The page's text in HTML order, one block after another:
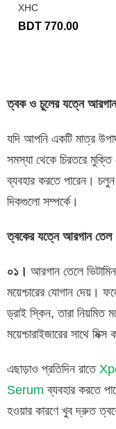
XHC
BDT 770.00
ত্বক ও চুলের যত্নে
যদি আপনি একটি মাত্র
সমস্যা থেকে চিরতরে
ব্যবহার করতে পারেন।
দিকগুলো সম্পর্কে।
ত্বকের যত্নে আরগান তেল
০১। আরগান তেলে
ময়েশ্চারের যোগান দেয়।
ড্রাই স্কিন, তারা নিয়মিত
ময়েশ্চারাইজারের সাথে
এছাড়াও প্রতিদিন রাতে
Serum ব্যবহার করতে
হওয়ার কারণে খুব দ্রুত